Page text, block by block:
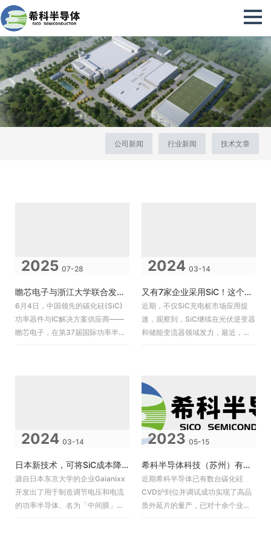
公司新闻 行业新闻 技术文章
2025 07-28
瞻芯电子与浙江大学联合发表10kV SiC MOSFET研发成果，助力高压应用技术革新
6月4日，中国领先的碳化硅(SiC)
功率器件与IC解决方案供应商——
瞻芯电子，在第37届国际功率半导
2024 03-14
又有7家企业采用SiC！这个市场爆发在即？
近期，不仅SiC充电桩市场应用提
速，观察到，SiC继续在光伏逆变器
和储能变流器领域发力，最近，阿
2024 03-14
日本新技术，可将SiC成本降低75%
源自日本东京大学的企业Gaianixx
开发出了用于制造调节电压和电流
的功率半导体、名为「中间膜」的
2023 05-15
希科半导体科技（苏州）有限公司完成Pre-A轮融资
近期希科半导体已有数台碳化硅
CVD炉到位并调试成功实现了高品
质外延片的量产，已对十余个业内